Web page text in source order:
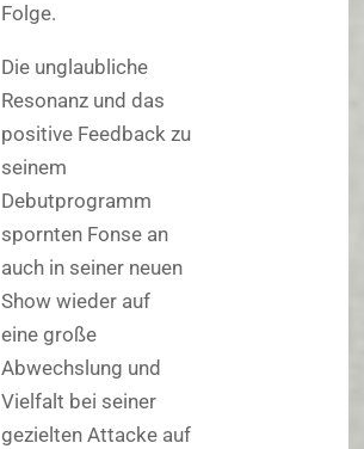
Folge.
Die unglaubliche
Resonanz und das
positive Feedback zu
seinem
Debutprogramm
spornten Fonse an
auch in seiner neuen
Show wieder auf
eine große
Abwechslung und
Vielfalt bei seiner
gezielten Attacke auf